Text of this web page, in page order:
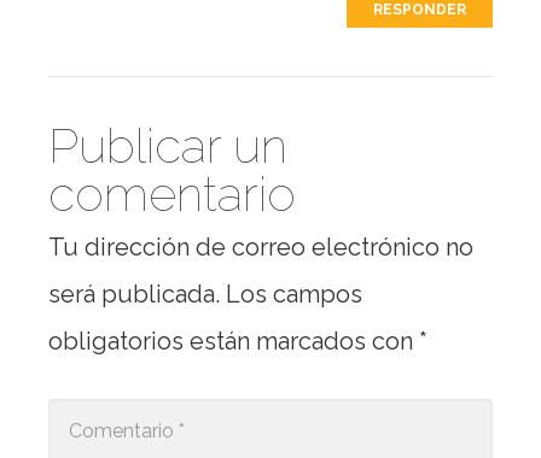
RESPONDER
Publicar un
comentario
Tu dirección de correo electrónico no
será publicada. Los campos
obligatorios están marcados con *